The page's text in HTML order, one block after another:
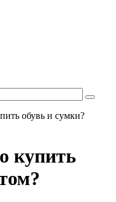
обувь и сумки?
купить